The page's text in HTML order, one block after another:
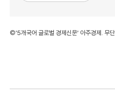
©'5개국어 글로벌 경제신문' 아주경제. 무단